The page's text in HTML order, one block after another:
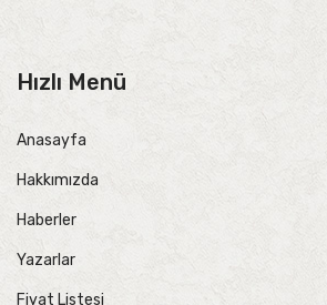
Hızlı Menü
Anasayfa
Hakkımızda
Haberler
Yazarlar
Fiyat Listesi